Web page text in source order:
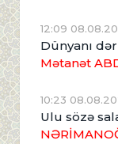
12:09
Dünyanı
Mətanət
10:23
Ulu sözə